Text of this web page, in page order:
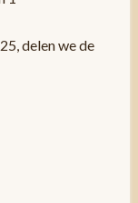
delen we de